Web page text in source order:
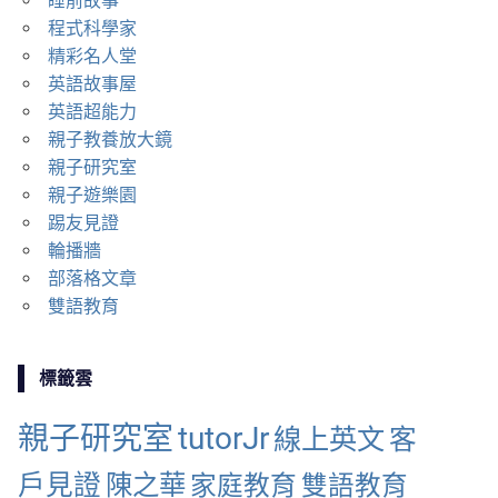
程式科學家
精彩名人堂
英語故事屋
英語超能力
親子教養放大鏡
親子研究室
親子遊樂園
踢友見證
輪播牆
部落格文章
雙語教育
標籤雲
親子研究室tutorJr線上英文 客
戶見證 陳之華 家庭教育 雙語教育